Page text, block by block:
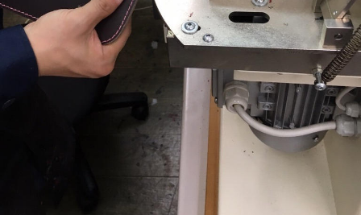
お問合せ
公式SNS
Facebook